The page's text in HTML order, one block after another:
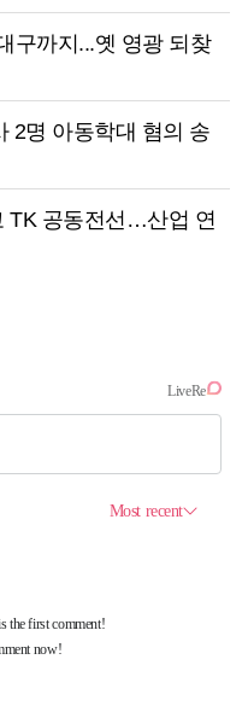
구까지...옛 영광 되찾
2명 아동학대 혐의 송
TK 공동전선…산업 연